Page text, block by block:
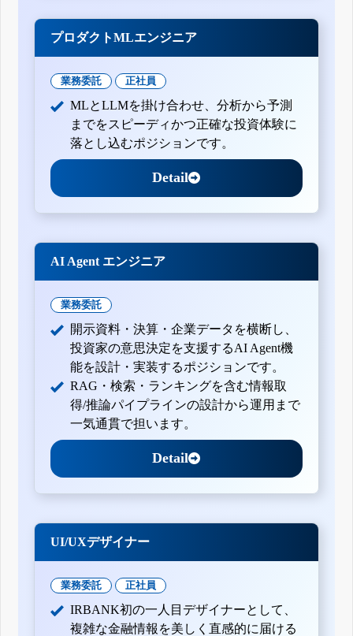
プロダクトMLエンジニア
業務委託 正社員
MLとLLMを掛け合わせ、分析から予測
までをスピーディかつ正確な投資体験に
落とし込むポジションです。
Detail
AI Agent エンジニア
業務委託
開示資料・決算・企業データを横断し、
投資家の意思決定を支援するAI Agent機
能を設計・実装するポジションです。
RAG・検索・ランキングを含む情報取
得/推論パイプラインの設計から運用まで
一気通貫で担います。
Detail
UI/UXデザイナー
業務委託 正社員
IRBANK初の一人目デザイナーとして、
複雑な金融情報を美しく直感的に届ける